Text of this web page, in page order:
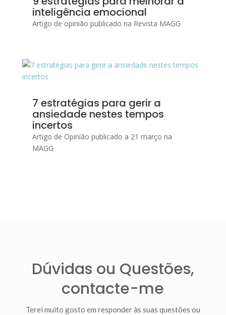
inteligência emocional
Artigo de opinião publicado na Revista MAGG
7 estratégias para gerir a
ansiedade nestes tempos
incertos
Artigo de Opinião publicado a 21 março na
MAGG
Dúvidas ou Questões,
contacte-me
Terei muito gosto em responder às suas questões ou